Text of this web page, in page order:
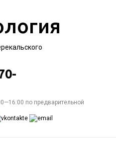
по предварительной